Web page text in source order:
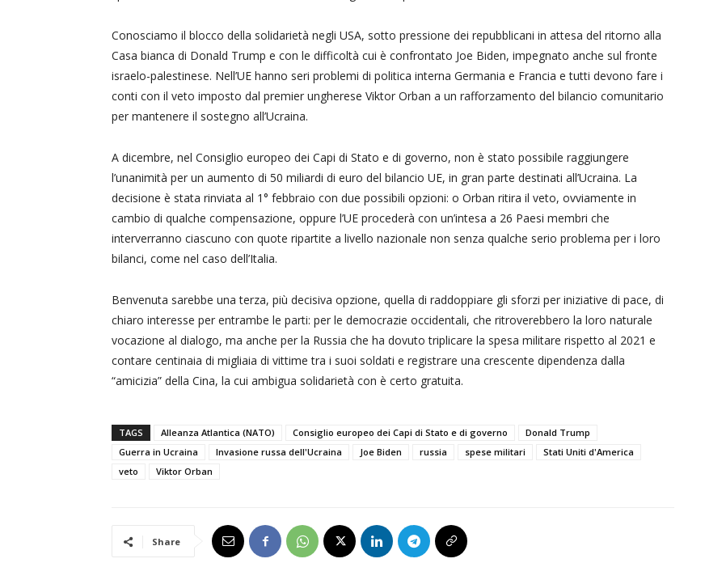
Conosciamo il blocco della solidarietà negli USA, sotto pressione dei repubblicani in attesa del ritorno alla
Casa bianca di Donald Trump e con le difficoltà cui è confrontato Joe Biden, impegnato anche sul fronte
israelo-palestinese. Nell’UE hanno seri problemi di politica interna Germania e Francia e tutti devono fare i
conti con il veto imposto dal premier ungherese Viktor Orban a un rafforzamento del bilancio comunitario
per mantenere il sostegno all’Ucraina.
A dicembre, nel Consiglio europeo dei Capi di Stato e di governo, non è stato possibile raggiungere
l’unanimità per un aumento di 50 miliardi di euro del bilancio UE, in gran parte destinati all’Ucraina. La
decisione è stata rinviata al 1° febbraio con due possibili opzioni: o Orban ritira il veto, ovviamente in
cambio di qualche compensazione, oppure l’UE procederà con un’intesa a 26 Paesi membri che
interverranno ciascuno con quote ripartite a livello nazionale non senza qualche serio problema per i loro
bilanci, come nel caso dell’Italia.
Benvenuta sarebbe una terza, più decisiva opzione, quella di raddoppiare gli sforzi per iniziative di pace, di
chiaro interesse per entrambe le parti: per le democrazie occidentali, che ritroverebbero la loro naturale
vocazione al dialogo, ma anche per la Russia che ha dovuto triplicare la spesa militare rispetto al 2021 e
contare centinaia di migliaia di vittime tra i suoi soldati e registrare una crescente dipendenza dalla
“amicizia” della Cina, la cui ambigua solidarietà con è certo gratuita.
TAGS Alleanza Atlantica (NATO) Consiglio europeo dei Capi di Stato e di governo
Donald Trump
Guerra in Ucraina
Invasione russa dell'Ucraina Joe Biden russia spese militari
Stati Uniti d'America
veto
Viktor Orban
Share